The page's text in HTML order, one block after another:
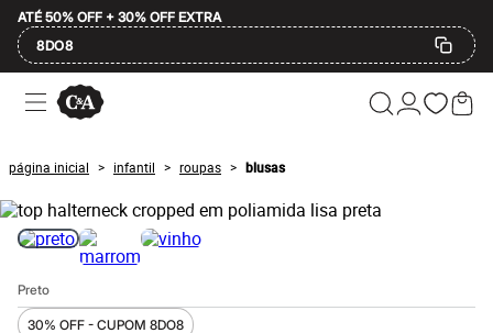
ATÉ 50% OFF + 30% OFF EXTRA
8DO8
Ofertas
Compre por Departamento
Masculino
Infantil
Calçados
Plus Size
2 calçados por R$189
2 peças por R$199
3 lingeries por R$99
3 itens de beleza por R$129
Até 20% off
página inicial > infantil > roupas > blusas
Preto
30% OFF - CUPOM 8DO8